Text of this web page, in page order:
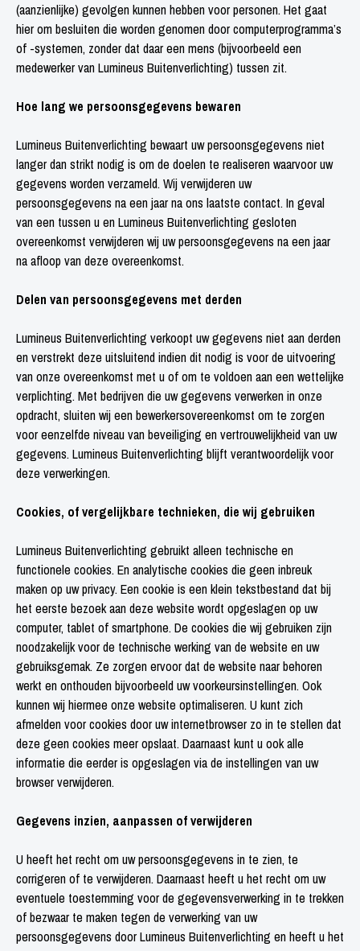
(aanzienlijke) gevolgen kunnen hebben voor personen. Het gaat
hier om besluiten die worden genomen door computerprogramma’s
of -systemen, zonder dat daar een mens (bijvoorbeeld een
medewerker van Lumineus Buitenverlichting) tussen zit.
Hoe lang we persoonsgegevens bewaren
Lumineus Buitenverlichting bewaart uw persoonsgegevens niet
langer dan strikt nodig is om de doelen te realiseren waarvoor uw
gegevens worden verzameld. Wij verwijderen uw
persoonsgegevens na een jaar na ons laatste contact. In geval
van een tussen u en Lumineus Buitenverlichting gesloten
overeenkomst verwijderen wij uw persoonsgegevens na een jaar
na afloop van deze overeenkomst.
Delen van persoonsgegevens met derden
Lumineus Buitenverlichting verkoopt uw gegevens niet aan derden
en verstrekt deze uitsluitend indien dit nodig is voor de uitvoering
van onze overeenkomst met u of om te voldoen aan een wettelijke
verplichting. Met bedrijven die uw gegevens verwerken in onze
opdracht, sluiten wij een bewerkersovereenkomst om te zorgen
voor eenzelfde niveau van beveiliging en vertrouwelijkheid van uw
gegevens. Lumineus Buitenverlichting blijft verantwoordelijk voor
deze verwerkingen.
Cookies, of vergelijkbare technieken, die wij gebruiken
Lumineus Buitenverlichting gebruikt alleen technische en
functionele cookies. En analytische cookies die geen inbreuk
maken op uw privacy. Een cookie is een klein tekstbestand dat bij
het eerste bezoek aan deze website wordt opgeslagen op uw
computer, tablet of smartphone. De cookies die wij gebruiken zijn
noodzakelijk voor de technische werking van de website en uw
gebruiksgemak. Ze zorgen ervoor dat de website naar behoren
werkt en onthouden bijvoorbeeld uw voorkeursinstellingen. Ook
kunnen wij hiermee onze website optimaliseren. U kunt zich
afmelden voor cookies door uw internetbrowser zo in te stellen dat
deze geen cookies meer opslaat. Daarnaast kunt u ook alle
informatie die eerder is opgeslagen via de instellingen van uw
browser verwijderen.
Gegevens inzien, aanpassen of verwijderen
U heeft het recht om uw persoonsgegevens in te zien, te
corrigeren of te verwijderen. Daarnaast heeft u het recht om uw
eventuele toestemming voor de gegevensverwerking in te trekken
of bezwaar te maken tegen de verwerking van uw
persoonsgegevens door Lumineus Buitenverlichting en heeft u het